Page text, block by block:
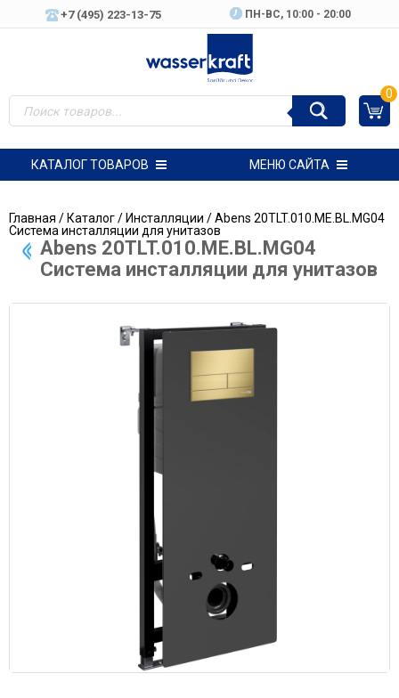
+7 (495) 223-13-75 ПН-ВC, 10:00 - 20:00
0
КАТАЛОГ ТОВАРОВ МЕНЮ САЙТА
Главная /Каталог/Инсталляции / Abens 20TLT.010.ME.BL.MG04
Система инсталляции для унитазов
Abens 20TLT.010.ME.BL.MG04
Система инсталляции для унитазов